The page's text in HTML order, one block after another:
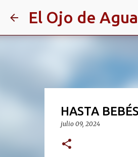
El Ojo de
HASTA
julio 09, 2024